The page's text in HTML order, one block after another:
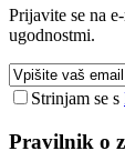
Prijavite se na
ugodnostmi.
Strinjam se s
Pravilnik o